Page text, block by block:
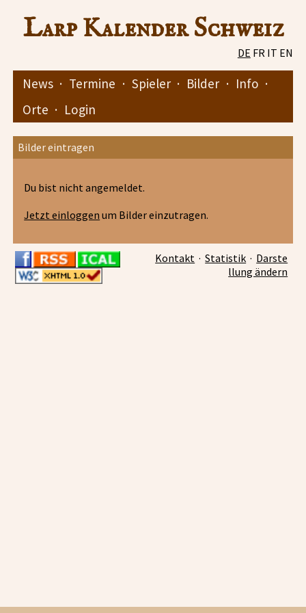
Larp Kalender Schweiz
DE FR IT EN
News · Termine · Spieler · Bilder · Info ·
Orte · Login
Bilder eintragen
Du bist nicht angemeldet.
Jetzt einloggen um Bilder einzutragen.
Kontakt ·Statistik · Darste
llung ändern